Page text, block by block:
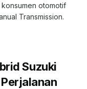
otomotif
Transmission.
Suzuki